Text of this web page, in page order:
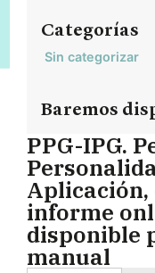
Categorías
Sin categorizar
Baremos
PPG-IPG.
Aplicación,
informe
disponible
manual